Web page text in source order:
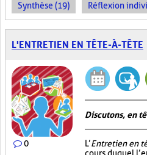
Synthèse (19) Réflexion
L'ENTRETIEN EN TÊTE-À-TÊTE
0
Discutons, en
L’Entretien en